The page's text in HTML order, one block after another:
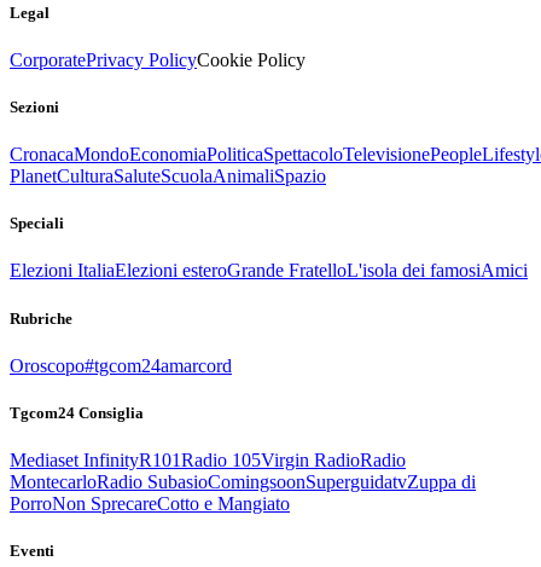
Legal
CorporatePrivacy PolicyCookie Policy
Sezioni
CronacaMondoEconomiaPoliticaSpettacoloTelevisionePeople
PlanetCulturaSaluteScuolaAnimaliSpazio
Speciali
Elezioni ItaliaElezioni esteroGrande FratelloL'isola dei famosiAmici
Rubriche
Oroscopo#tgcom24amarcord
Tgcom24 Consiglia
Mediaset InfinityR101Radio 105Virgin RadioRadio
MontecarloRadio SubasioComingsoonSuperguidatvZuppa di
PorroNon SprecareCotto e Mangiato
Eventi